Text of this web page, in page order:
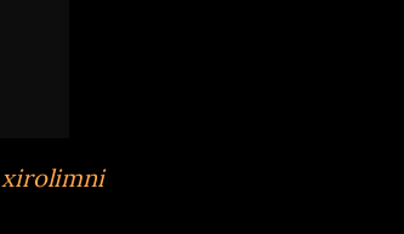
xirolimni